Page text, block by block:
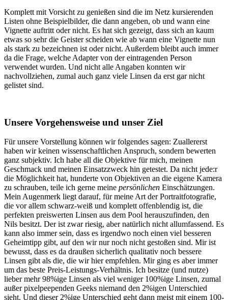
Komplett mit Vorsicht zu genießen sind die im Netz kursierenden
Listen ohne Beispielbilder, die dann angeben, ob und wann eine
Vignette auftritt oder nicht. Es hat sich gezeigt, dass sich an kaum
etwas so sehr die Geister scheiden wie ab wann eine Vignette nun
als stark zu bezeichnen ist oder nicht. Außerdem bleibt auch immer
da die Frage, welche Adapter von der eintragenden Person
verwendet wurden. Und nicht alle Angaben konnten wir
nachvollziehen, zumal auch ganz viele Linsen da erst gar nicht
gelistet sind.
Unsere Vorgehensweise und unser Ziel
Für unsere Vorstellung können wir folgendes sagen: Zuallererst
haben wir keinen wissenschaftlichen Anspruch, sondern bewerten
ganz subjektiv. Ich habe all die Objektive für mich, meinen
Geschmack und meinen Einsatzzweck hin getestet. Da nicht jede:r
die Möglichkeit hat, hunderte von Objektiven an die eigene Kamera
zu schrauben, teile ich gerne meine persönlichen Einschätzungen.
Mein Augenmerk liegt darauf, für meine Art der Portraitfotografie,
die vor allem schwarz-weiß und komplett offenblendig ist, die
perfekten preiswerten Linsen aus dem Pool herauszufinden, den
Nils besitzt. Der ist zwar riesig, aber natürlich nicht allumfassend. Es
kann also immer sein, dass es irgendwo noch einen viel besseren
Geheimtipp gibt, auf den wir nur noch nicht gestoßen sind. Mir ist
bewusst, dass es da draußen sicherlich qualitativ noch bessere
Linsen gibt als die, die wir hier empfehlen. Mir ging es aber immer
um das beste Preis-Leistungs-Verhältnis. Ich besitze (und nutze)
lieber mehr 98%ige Linsen als viel weniger 100%ige Linsen, zumal
außer pixelpeependen Geeks niemand den 2%igen Unterschied
sieht. Und dieser 2%ige Unterschied geht dann meist mit einem 100-